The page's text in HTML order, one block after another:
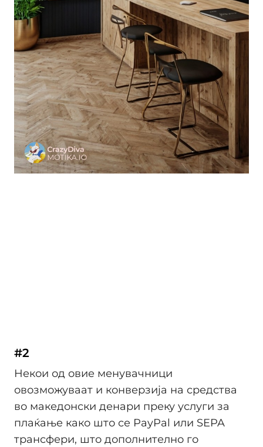
#2
Некои од овие менувачници
овозможуваат и конверзија на средства
во македонски денари преку услуги за
плаќање како што се PayPal или SEPA
трансфери, што дополнително го